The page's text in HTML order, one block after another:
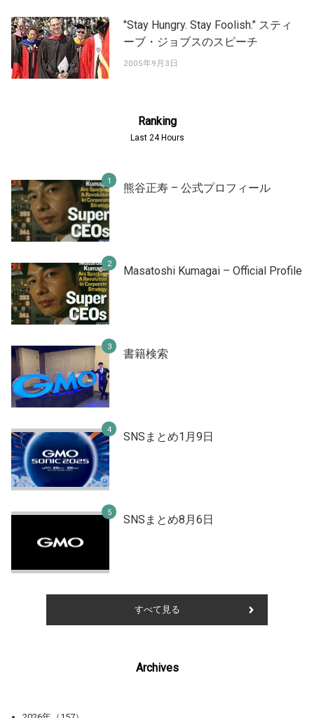
"Stay Hungry. Stay Foolish." スティ
ーブ・ジョブスのスピーチ
2005年9月3日
Ranking
Last 24 Hours
熊谷正寿 – 公式プロフィール
Masatoshi Kumagai – Official Profile
書籍検索
SNSまとめ1月9日
SNSまとめ8月6日
すべて見る
Archives